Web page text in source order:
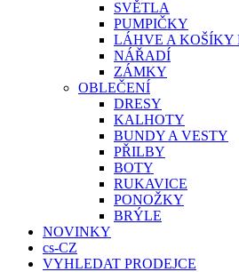
SVĚTLA
PUMPIČKY
LÁHVE A KOŠÍKY
NÁŘADÍ
ZÁMKY
OBLEČENÍ
DRESY
KALHOTY
BUNDY A VESTY
PŘILBY
BOTY
RUKAVICE
PONOŽKY
BRÝLE
NOVINKY
cs-CZ
VYHLEDAT PRODEJCE